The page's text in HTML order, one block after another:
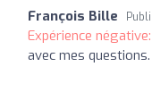
François Bille
Expérience négative:
avec mes questions.